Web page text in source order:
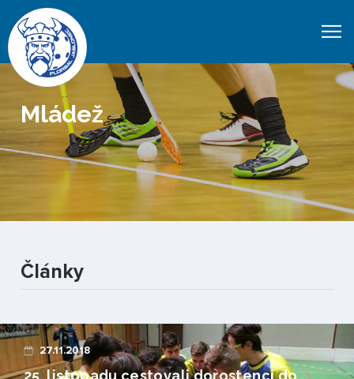
Mládež
Články
27.11.2018
25. listopadu cestovali dorostenci do…